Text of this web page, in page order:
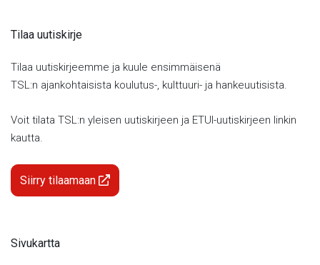
Tilaa uutiskirje
Tilaa uutiskirjeemme ja kuule ensimmäisenä
TSL:n ajankohtaisista koulutus-, kulttuuri- ja hankeuutisista.
Voit tilata TSL:n yleisen uutiskirjeen ja ETUI-uutiskirjeen linkin
kautta.
Siirry tilaamaan
Sivukartta